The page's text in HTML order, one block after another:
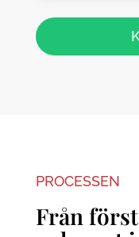
PROCESSEN
Från